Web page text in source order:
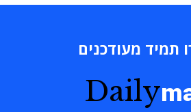
תמיד מעודכנים
Daily